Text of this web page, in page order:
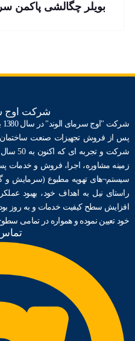
بویلر چگالشی پاکمن
شرکت اوج
پس از فروش تجهیزات صنعت ساختمان
شرکت و
زمینه مشاوره، اجرا، فروش و خدمات
سیستم¬های تهویه مطبوع (سرمایش و
راستای نیل به اهداف خود، بهبود
افزایش سطح کیفیت خدمات و به روز
خود تعیین نموده و همواره در تمامی
تماس